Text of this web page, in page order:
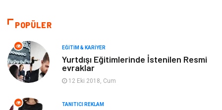
Moda
Makine
Elektronik
Giyim
POPÜLER
EĞITIM & KARIYER
Yurtdışı Eğitimlerinde İstenilen Resmi
evraklar
12 Eki 2018, Cum
TANITICI REKLAM